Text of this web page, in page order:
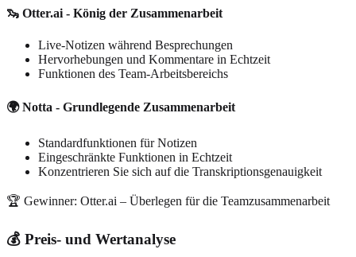
🦦 Otter.ai - König der Zusammenarbeit
Live-Notizen während Besprechungen
Hervorhebungen und Kommentare in Echtzeit
Funktionen des Team-Arbeitsbereichs
🌍 Notta - Grundlegende Zusammenarbeit
Standardfunktionen für Notizen
Eingeschränkte Funktionen in Echtzeit
Konzentrieren Sie sich auf die Transkriptionsgenauigkeit
🏆 Gewinner: Otter.ai – Überlegen für die Teamzusammenarbeit
💰 Preis- und Wertanalyse